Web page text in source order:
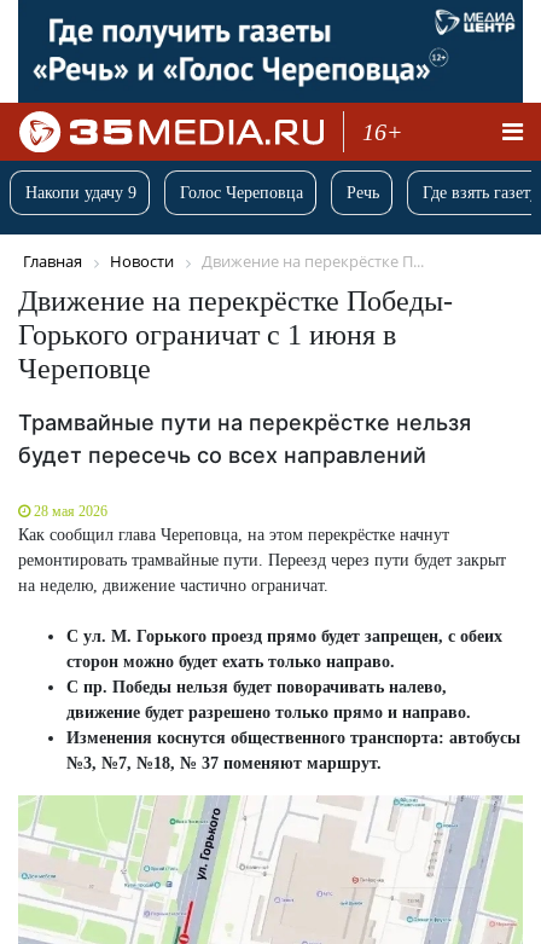
16+
Накопи удачу 9 Голос Череповца Речь Где взять
Главная Новости Движение на перекрёстке П...
Движение на перекрёстке Победы-
Горького ограничат с 1 июня в
Череповце
Трамвайные пути на перекрёстке нельзя
будет пересечь со всех направлений
28 мая 2026
Как сообщил глава Череповца, на этом перекрёстке начнут
ремонтировать трамвайные пути. Переезд через пути будет закрыт
на неделю, движение частично ограничат.
С ул. М. Горького проезд прямо будет запрещен, с обеих
сторон можно будет ехать только направо.
С пр. Победы нельзя будет поворачивать налево,
движение будет разрешено только прямо и направо.
Изменения коснутся общественного транспорта: автобусы
№3, №7, №18, № 37 поменяют маршрут.